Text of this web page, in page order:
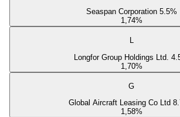
Seaspan Corporation 5.5%
1,74%
L
Longfor Group Holdings Ltd.
1,70%
G
Global Aircraft Leasing Co Ltd
1,58%